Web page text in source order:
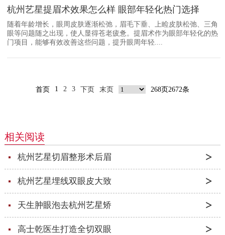
杭州艺星提眉术效果怎么样 眼部年轻化热门选择
随着年龄增长，眼周皮肤逐渐松弛，眉毛下垂、上睑皮肤松弛、三角
眼等问题随之出现，使人显得苍老疲惫。提眉术作为眼部年轻化的热
门项目，能够有效改善这些问题，提升眼周年轻....
首页 1 2 3 下页 末页 268页2672条
相关阅读
杭州艺星切眉整形术后眉
杭州艺星埋线双眼皮大致
天生肿眼泡去杭州艺星矫
高士乾医生打造全切双眼